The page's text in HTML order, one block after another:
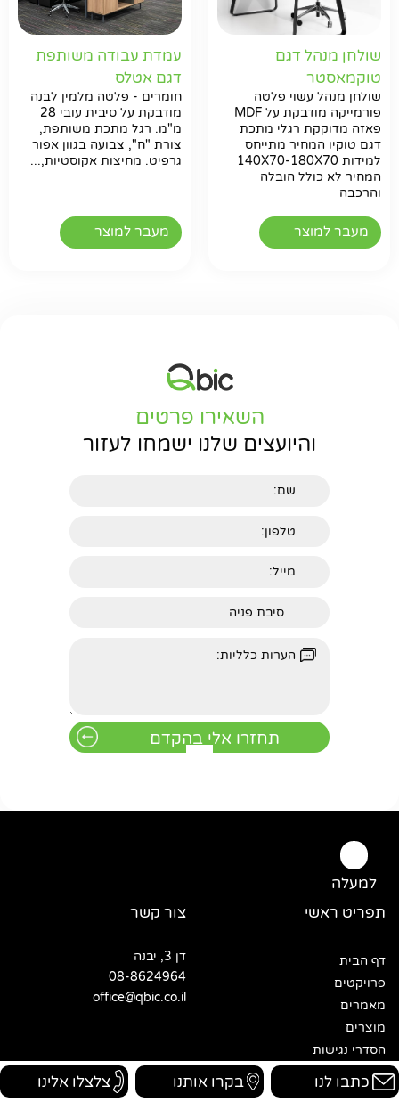
שולחן מנהל דגם
טוקמאסטר
שולחן מנהל עשוי פלטה
פורמייקה מודבקת על MDF
פאזה מדוקקת רגלי מתכת
דגם טוקיו המחיר מתייחס
למידות 140X70-180X70
המחיר לא כולל הובלה
והרכבה
מעבר למוצר
עמדת עבודה משותפת
דגם אטלס
חומרים - פלטה מלמין לבנה
מודבקת על סיבית עובי 28
מ"מ. רגל מתכת משותפת,
צורת "ח", צבועה בגוון אפור
גרפיט. מחיצות אקוסטיות,...
מעבר למוצר
השאירו פרטים
והיועצים שלנו ישמחו לעזור
למעלה
תפריט ראשי
דף הבית
פרויקטים
מאמרים
מוצרים
הסדרי נגישות
הצהרת נגישות
מדיניות פרטיות
צור קשר
דן 3, יבנה
08-8624964
office@qbic.co.il
כתבו לנו בקרו אותנו צלצלו אלינו